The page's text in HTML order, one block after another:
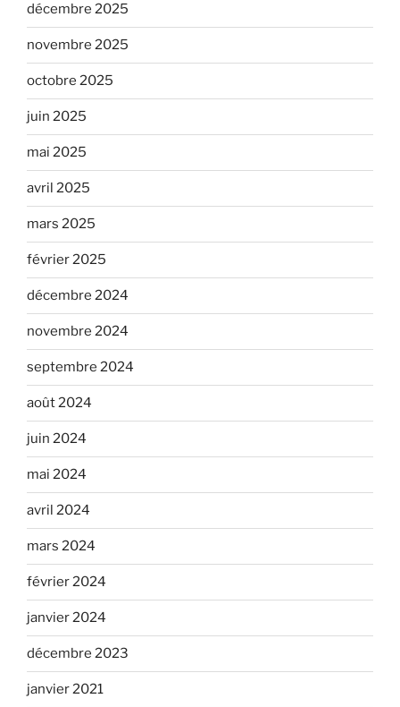
décembre 2025
novembre 2025
octobre 2025
juin 2025
mai 2025
avril 2025
mars 2025
février 2025
décembre 2024
novembre 2024
septembre 2024
août 2024
juin 2024
mai 2024
avril 2024
mars 2024
février 2024
janvier 2024
décembre 2023
janvier 2021